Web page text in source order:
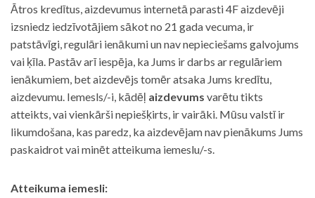
Ātros kredītus, aizdevumus internetā parasti 4F aizdevēji
izsniedz iedzīvotājiem sākot no 21 gada vecuma, ir
patstāvīgi, regulāri ienākumi un nav nepieciešams galvojums
vai ķīla. Pastāv arī iespēja, ka Jums ir darbs ar regulāriem
ienākumiem, bet aizdevējs tomēr atsaka Jums kredītu,
aizdevumu. Iemesls/-i, kādēļ aizdevums varētu tikts
atteikts, vai vienkārši nepiešķirts, ir vairāki. Mūsu valstī ir
likumdošana, kas paredz, ka aizdevējam nav pienākums Jums
paskaidrot vai minēt atteikuma iemeslu/-s.
Atteikuma iemesli: